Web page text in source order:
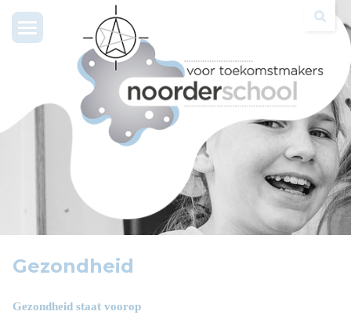
Toggle
Gezondheid
Gezondheid staat voorop